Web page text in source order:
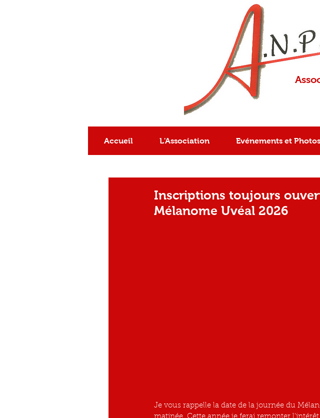
Accueil L'Association Evénements et Photos
Inscriptions toujours
Mélanome Uvéal 2026
Je vous rappelle la date de la journée du